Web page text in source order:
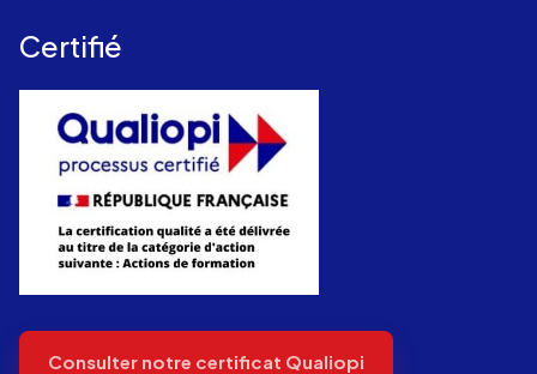
Certifié
Consulter notre certificat Qualiopi